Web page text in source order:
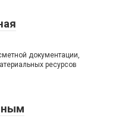
документации,
ресурсов